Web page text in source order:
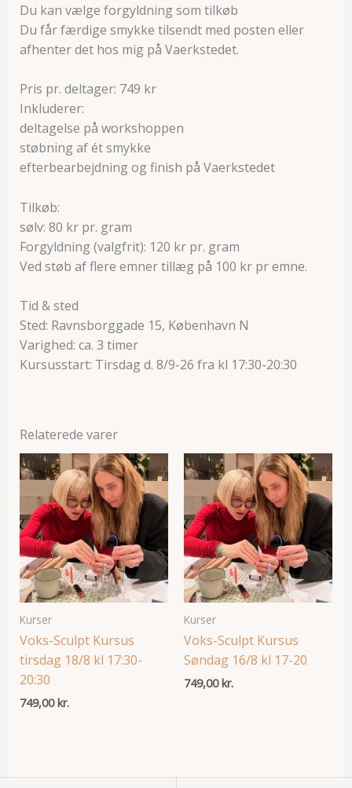
Du kan vælge forgyldning som tilkøb
Du får færdige smykke tilsendt med posten eller
afhenter det hos mig på Vaerkstedet.
Pris pr. deltager: 749 kr
Inkluderer:
deltagelse på workshoppen
støbning af ét smykke
efterbearbejdning og finish på Vaerkstedet
Tilkøb:
sølv: 80 kr pr. gram
Forgyldning (valgfrit): 120 kr pr. gram
Ved støb af flere emner tillæg på 100 kr pr emne.
Tid & sted
Sted: Ravnsborggade 15, København N
Varighed: ca. 3 timer
Kursusstart: Tirsdag d. 8/9-26 fra kl 17:30-20:30
Relaterede varer
Kurser
Voks-Sculpt Kursus
tirsdag 18/8 kl 17:30-
20:30
749,00 kr.
Kurser
Voks-Sculpt Kursus
Søndag 16/8 kl 17-20
749,00 kr.